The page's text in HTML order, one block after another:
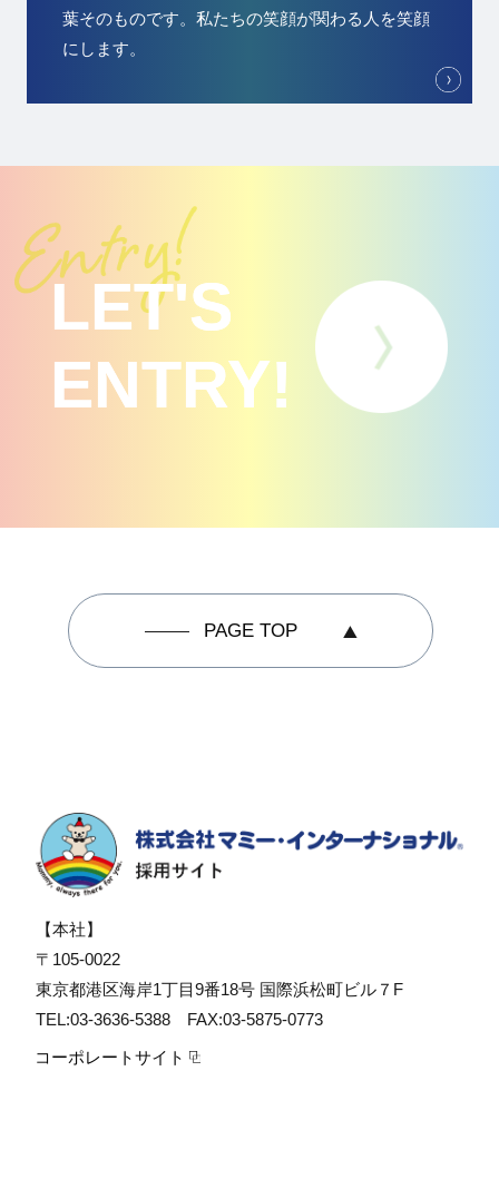
葉そのものです。私たちの笑顔が関わる人を笑顔
にします。
LET'S
ENTRY!
PAGE TOP
【本社】
〒105-0022
東京都港区海岸1丁目9番18号 国際浜松町ビル７F
TEL:03-3636-5388 FAX:03-5875-0773
コーポレートサイト